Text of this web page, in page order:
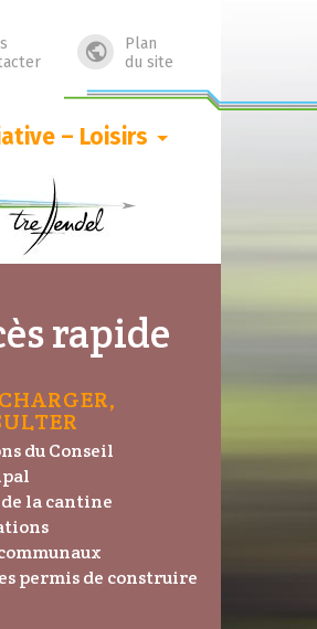

Plan
du site
– Loisirs
rapide
du Conseil
la cantine
permis de construire